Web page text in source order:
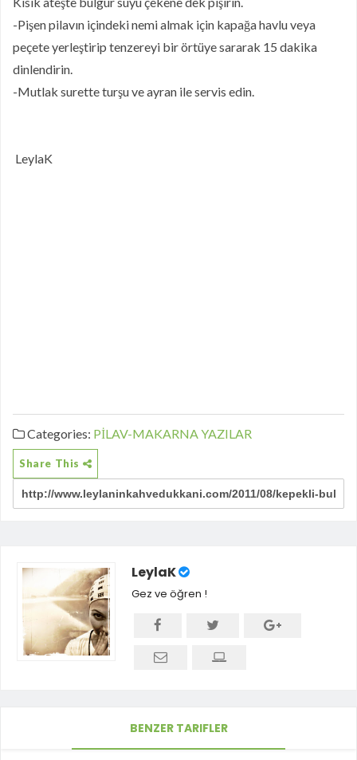
-Pişen pilavın içindeki nemi almak için kapağa havlu veya
peçete yerleştirip tenzereyi bir örtüye sararak 15 dakika
dinlendirin.
-Mutlak surette turşu ve ayran ile servis edin.
LeylaK
Categories: PİLAV-MAKARNAYAZILAR
Share This
LeylaK
Gez ve öğren !
BENZER TARIFLER